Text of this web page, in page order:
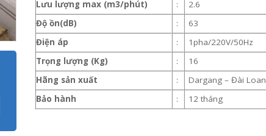
Lưu lượng max (m3/phút)
:
2.6
Độ ồn(dB)
:
63
Điện áp
:
1pha/220V/50Hz
Trọng lượng (Kg)
:
16
Hãng sản xuất
:
Dargang – Đài Loan
Bảo hành
: 12 tháng